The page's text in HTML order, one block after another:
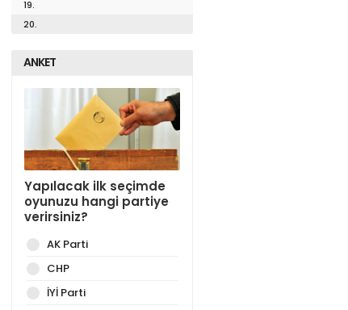
19.
20.
ANKET
Yapılacak ilk seçimde
oyunuzu hangi partiye
verirsiniz?
AK Parti
CHP
İYİ Parti